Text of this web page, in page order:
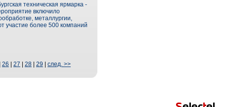
техническая ярмарка -
включило
металлургии,
участие более 500 компаний
26 27 28 29 след. >>